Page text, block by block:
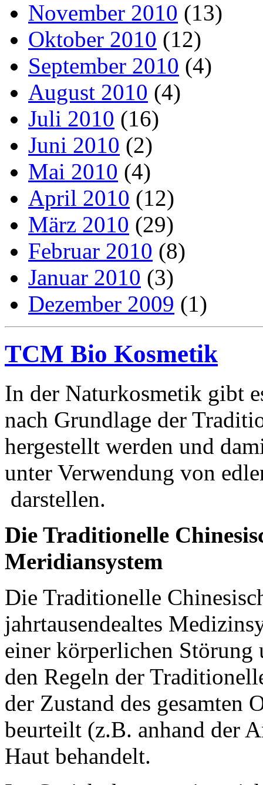
November 2010 (13)
Oktober 2010 (12)
September 2010 (4)
August 2010 (4)
Juli 2010 (16)
Juni 2010 (2)
Mai 2010 (4)
April 2010 (12)
März 2010 (29)
Februar 2010 (8)
Januar 2010 (3)
Dezember 2009 (1)
TCM Bio Kosmetik
In der Naturkosmetik gibt
nach Grundlage der
hergestellt werden und
unter Verwendung von
darstellen.
Die Traditionelle
Meridiansystem
Die Traditionelle
jahrtausendealtes
einer körperlichen Störung
den Regeln der
der Zustand des gesamten
beurteilt (z.B. anhand der
Haut behandelt.